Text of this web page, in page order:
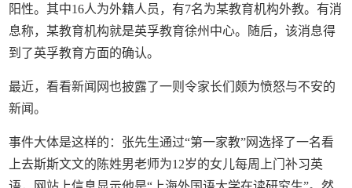
阳性。其中16人为外籍人员，有7名为某教育机构外教。有消
息称，某教育机构就是英孚教育徐州中心。随后，该消息得
到了英孚教育方面的确认。
最近，看看新闻网也披露了一则令家长们颇为愤怒与不安的
新闻。
事件大体是这样的：张先生通过“第一家教”网选择了一名看
上去斯斯文文的陈姓男老师为12岁的女儿每周上门补习英